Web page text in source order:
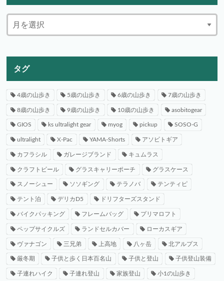
タグ
4歳の山歩き 5歳の山歩き 6歳の山歩き 7歳の山歩き
8歳の山歩き 9歳の山歩き 10歳の山歩き asobitogear
GIOS ks ultralight gear myog pickup SOSO-G
ultralight X-Pac YAMA-Shorts アソビトギア
カフラシル ガレージブランド キュムラス
クラフトビール グラスキャリーポーチ グラスケース
スノーシュー ソソギング テラノバ テンティピ
テント泊 デリカD5 ドリフターズスタンド
バイクパッキング フレームバッグ プリマロフト
ペップサイクルズ ランドセルカバー ローカスギア
ヴァナゴン 三兄弟 上高地 八ヶ岳 北アルプス
厳冬期 子供と歩く日本百名山 子供と登山 子供登山装備
子連れハイク 子連れ登山 家族登山 小1の山歩き